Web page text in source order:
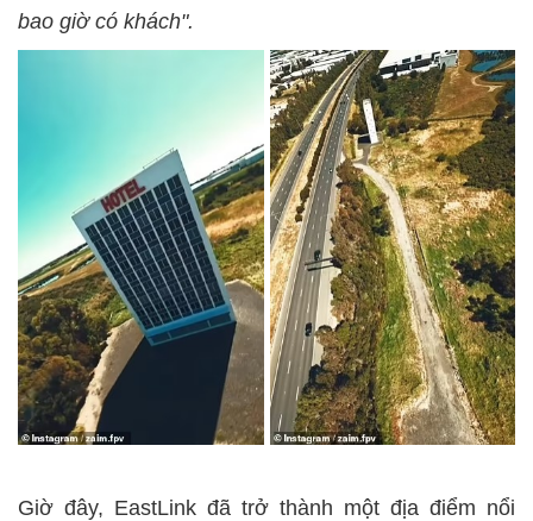
bao giờ có khách".
Giờ đây, EastLink đã trở thành một địa điểm nổi